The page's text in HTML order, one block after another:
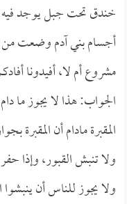
خندق تحت جبل يوجد
أجسام بني آدم وضعت من
مشروع أم لا، أفيدونا
الجواب: هذا لا يجوز ما
المقبرة مادام أن المقبرة
ولا تنبش القبور، وإذا
ولا يجوز للناس أن